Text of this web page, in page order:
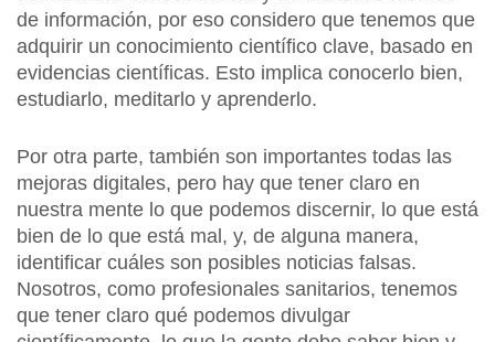
de información, por eso considero que tenemos que
adquirir un conocimiento científico clave, basado en
evidencias científicas. Esto implica conocerlo bien,
estudiarlo, meditarlo y aprenderlo.
Por otra parte, también son importantes todas las
mejoras digitales, pero hay que tener claro en
nuestra mente lo que podemos discernir, lo que está
bien de lo que está mal, y, de alguna manera,
identificar cuáles son posibles noticias falsas.
Nosotros, como profesionales sanitarios, tenemos
que tener claro qué podemos divulgar